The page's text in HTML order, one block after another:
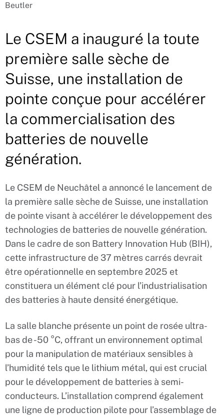
Beutler
Le CSEM a inauguré la toute
première salle sèche de
Suisse, une installation de
pointe conçue pour accélérer
la commercialisation des
batteries de nouvelle
génération.
Le CSEM de Neuchâtel a annoncé le lancement de
la première salle sèche de Suisse, une installation
de pointe visant à accélérer le développement des
technologies de batteries de nouvelle génération.
Dans le cadre de son Battery Innovation Hub (BIH),
cette infrastructure de 37 mètres carrés devrait
être opérationnelle en septembre 2025 et
constituera un élément clé pour l’industrialisation
des batteries à haute densité énergétique.
La salle blanche présente un point de rosée ultra-
bas de -50 °C, offrant un environnement optimal
pour la manipulation de matériaux sensibles à
l’humidité tels que le lithium métal, qui est crucial
pour le développement de batteries à semi-
conducteurs. L’installation comprend également
une ligne de production pilote pour l’assemblage de